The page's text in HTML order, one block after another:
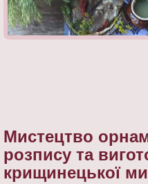
Мистецтво
розпису та
крищинецької